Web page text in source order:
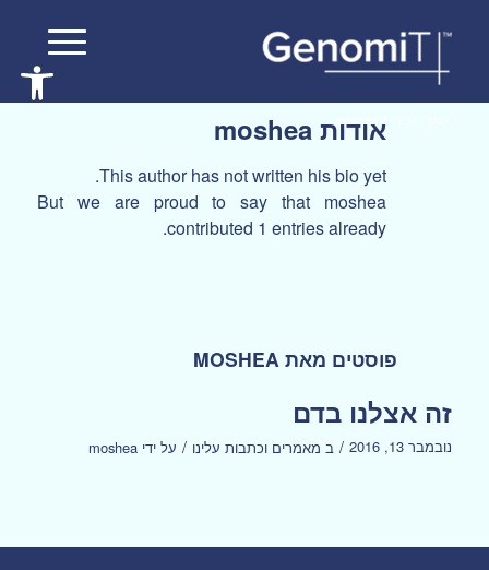
פתח
אודות moshea
This author has not written his bio yet.
But we are proud to say that moshea
contributed 1 entries already.
פוסטים מאת MOSHEA
זה אצלנו בדם
נובמבר 13, 2016 / ב מאמרים וכתבות עלינו / על ידי moshea